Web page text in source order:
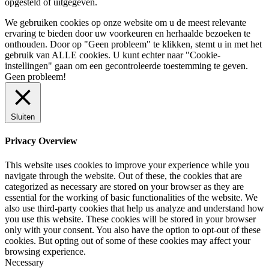
opgesteld of uitgegeven.
We gebruiken cookies op onze website om u de meest relevante
ervaring te bieden door uw voorkeuren en herhaalde bezoeken te
onthouden. Door op "Geen probleem" te klikken, stemt u in met het
gebruik van ALLE cookies. U kunt echter naar "Cookie-
instellingen" gaan om een ​​gecontroleerde toestemming te geven.
Geen probleem!
Sluiten
Privacy Overview
This website uses cookies to improve your experience while you
navigate through the website. Out of these, the cookies that are
categorized as necessary are stored on your browser as they are
essential for the working of basic functionalities of the website. We
also use third-party cookies that help us analyze and understand how
you use this website. These cookies will be stored in your browser
only with your consent. You also have the option to opt-out of these
cookies. But opting out of some of these cookies may affect your
browsing experience.
Necessary